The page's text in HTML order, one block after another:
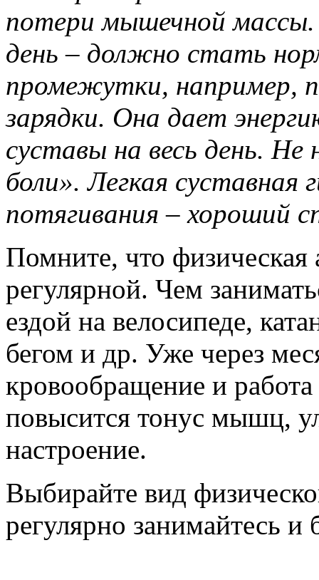
потери мышечной массы.
день – должно стать
промежутки, например,
зарядки. Она дает
суставы на весь день. Не
боли». Легкая суставная
потягивания – хороший
Помните, что
регулярной. Чем
ездой на велосипеде,
бегом и др. Уже через
кровообращение и работа
повысится тонус мышц,
настроение.
Выбирайте вид
регулярно занимайтесь и